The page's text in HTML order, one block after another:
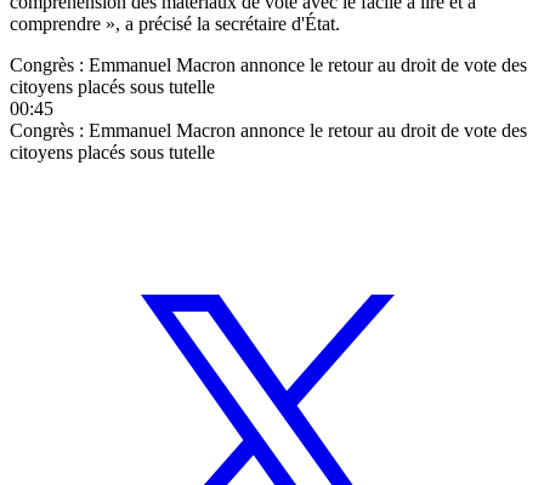
comprendre », a précisé la secrétaire d'État.
Congrès : Emmanuel Macron annonce le retour au droit de vote des
citoyens placés sous tutelle
00:45
Congrès : Emmanuel Macron annonce le retour au droit de vote des
citoyens placés sous tutelle